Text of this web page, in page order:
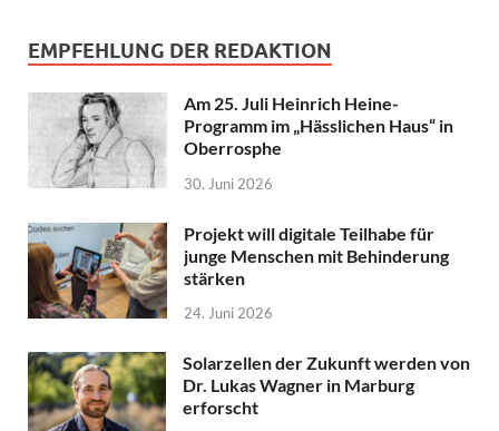
EMPFEHLUNG DER REDAKTION
Am 25. Juli Heinrich Heine-
Programm im „Hässlichen Haus“ in
Oberrosphe
30. Juni 2026
Projekt will digitale Teilhabe für
junge Menschen mit Behinderung
stärken
24. Juni 2026
Solarzellen der Zukunft werden von
Dr. Lukas Wagner in Marburg
erforscht